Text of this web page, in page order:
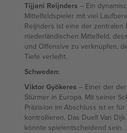
Tijjani Reijnders – Ein
Mittelfeldspieler mit viel
Reijnders ist eine der zentralen
niederländischen Mittelfeld,
und Offensive zu verknüpfen,
Tiefe verleiht.
Schweden:
Viktor Gyökeres – Einer der
Stürmer in Europa. Mit seiner
Präzision im Abschluss ist er
kontrollieren. Das Duell Van
könnte spielentscheidend sein.